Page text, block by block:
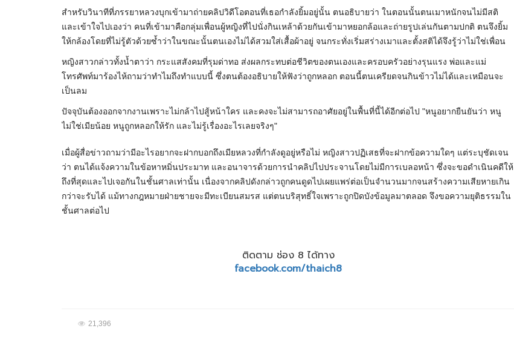
​สำหรับวินาทีที่ภรรยาหลวงบุกเข้ามาถ่ายคลิปวิดีโอตอนที่เธอกำลังยิ้มอยู่นั้น ตนอธิบายว่า ในตอนนั้นตนเมาหนักจนไม่มีสติ
และเข้าใจไปเองว่า คนที่เข้ามาคือกลุ่มเพื่อนผู้หญิงที่ไปนั่งกินเหล้าด้วยกันเข้ามาหยอกล้อและถ่ายรูปเล่นกันตามปกติ ตนจึงยิ้ม
ให้กล้องโดยที่ไม่รู้ตัวด้วยซ้ำว่าในขณะนั้นตนเองไม่ได้สวมใส่เสื้อผ้าอยู่ จนกระทั่งเริ่มสร่างเมาและตั้งสติได้จึงรู้ว่าไม่ใช่เพื่อน
​หญิงสาวกล่าวทั้งน้ำตาว่า กระแสสังคมที่รุมด่าทอ ส่งผลกระทบต่อชีวิตของตนเองและครอบครัวอย่างรุนแรง พ่อและแม่
โทรศัพท์มาร้องไห้ถามว่าทำไมถึงทำแบบนี้ ซึ่งตนต้องอธิบายให้ฟังว่าถูกหลอก ตอนนี้ตนเครียดจนกินข้าวไม่ได้และเหมือนจะ
เป็นลม
ปัจจุบันต้องออกจากงานเพราะไม่กล้าไปสู้หน้าใคร และคงจะไม่สามารถอาศัยอยู่ในพื้นที่นี้ได้อีกต่อไป "หนูอยากยืนยันว่า หนู
ไม่ใช่เมียน้อย หนูถูกหลอกให้รัก และไม่รู้เรื่องอะไรเลยจริงๆ"
​เมื่อผู้สื่อข่าวถามว่ามีอะไรอยากจะฝากบอกถึงเมียหลวงที่กำลังดูอยู่หรือไม่ หญิงสาวปฏิเสธที่จะฝากข้อความใดๆ แต่ระบุชัดเจน
ว่า ตนได้แจ้งความในข้อหาหมิ่นประมาท และอนาจารด้วยการนำคลิปไปประจานโดยไม่มีการเบลอหน้า ซึ่งจะขอดำเนินคดีให้
ถึงที่สุดและไปเจอกันในชั้นศาลเท่านั้น เนื่องจากคลิปดังกล่าวถูกคนดูดไปเผยแพร่ต่อเป็นจำนวนมากจนสร้างความเสียหายเกิน
กว่าจะรับได้ แม้ทางกฎหมายฝ่ายชายจะมีทะเบียนสมรส แต่ตนบริสุทธิ์ใจเพราะถูกปิดบังข้อมูลมาตลอด จึงขอความยุติธรรมใน
ชั้นศาลต่อไป
ติดตาม ช่อง 8 ได้ทาง
facebook.com/thaich8
21,396